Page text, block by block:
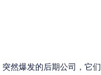
然爆发的后期公司，它们